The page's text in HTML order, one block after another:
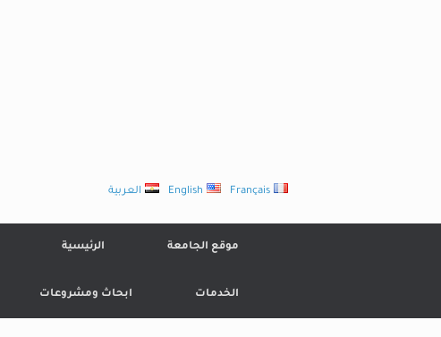
العربية English Français
موقع الجامعة الرئيسية
الخدمات ابحاث ومشروعات